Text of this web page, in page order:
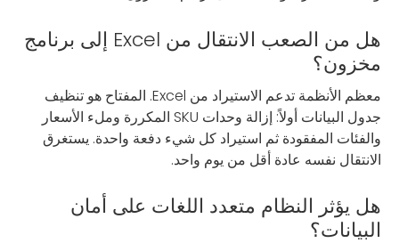
هل من الصعب الانتقال من Excel إلى برنامج
مخزون؟
معظم الأنظمة تدعم الاستيراد من Excel. المفتاح هو تنظيف
جدول البيانات أولاً: إزالة وحدات SKU المكررة وملء الأسعار
والفئات المفقودة ثم استيراد كل شيء دفعة واحدة. يستغرق
الانتقال نفسه عادة أقل من يوم واحد.
هل يؤثر النظام متعدد اللغات على أمان
البيانات؟